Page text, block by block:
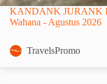
KANDANK JURANK
Wahana - Agustus 2026
TravelsPromo